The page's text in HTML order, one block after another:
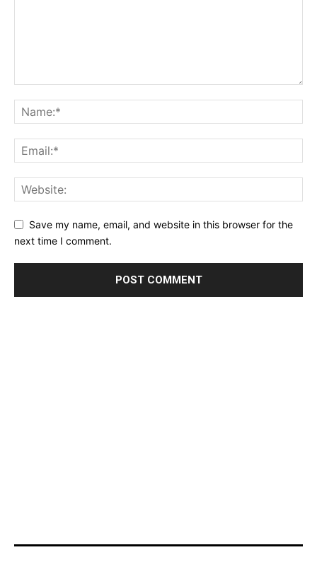
Save my name, email, and website in this browser for the
next time I comment.